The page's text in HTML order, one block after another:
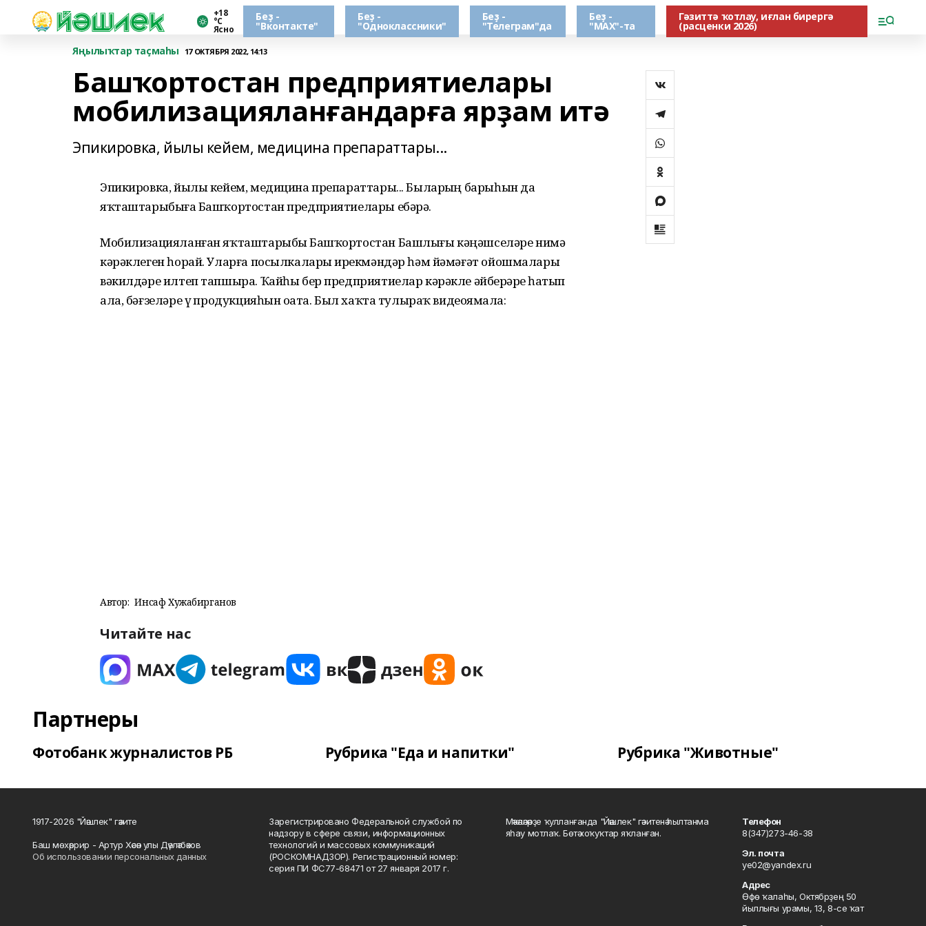
+18
°С
Ясно
Беҙ -
"Вконтакте"
Беҙ -
"Одноклассники"
Беҙ -
"Телеграм"да
Беҙ -
"МАХ"-та
Гәзиттә ҡотлау, иғлан бирергә
(расценки 2026)
Яңылыҡтар таҫмаһы
17 ОКТЯБРЯ 2022, 14:13
Башҡортостан предприятиелары
мобилизацияланғандарға ярҙам итә
Эпикировка, йылы кейем, медицина препараттары...
Эпикировка, йылы кейем, медицина препараттары... Быларҙың барыһын да
яҡташтарыбыҙға Башҡортостан предприятиелары ебәрә.
Мобилизацияланған яҡташтарыбыҙ Башҡортостан Башлығы кәңәшселәре нимә
кәрәклеген һорай. Уларға посылкаларҙы ирекмәндәр һәм йәмәғәт ойошмалары
вәкилдәре илтеп тапшыра. Ҡайһы бер предприятиелар кәрәкле әйберҙәрҙе һатып
ала, бәғзеләре үҙ продукцияһын оҙата. Был хаҡта тулыраҡ видеояҙмала:
Автор: Инсаф Хужабирганов
Читайте нас
Партнеры
Фотобанк журналистов РБ Рубрика "Еда и напитки" Рубрика "Животные"
1917-2026 "Йәшлек" гәзите
Баш мөхәррир - Артур Хәсән улы Дәүләтбәков
Об использовании персональных данных
Зарегистрировано Федеральной службой по
надзору в сфере связи, информационных
технологий и массовых коммуникаций
(РОСКОМНАДЗОР). Регистрационный номер:
серия ПИ ФС77-68471 от 27 января 2017 г.
Мәҡәләләрҙе ҡулланғанда "Йәшлек" гәзитенә һылтанма
яһау мотлаҡ. Бөтә хоҡуҡтар яҡланған.
Телефон
8(347)273-46-38
Эл. почта
ye02@yandex.ru
Адрес
Өфө ҡалаһы, Октябрҙең 50
йыллығы урамы, 13, 8-се ҡат